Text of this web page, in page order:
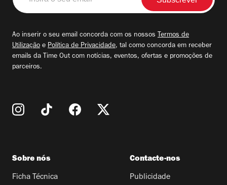
o
seu
Ao inserir o seu email concorda com os nossos Termos de
Utilização e Política de Privacidade, tal como concorda em receber
emails da Time Out com notícias, eventos, ofertas e promoções de
parceiros.
Sobre nós
Ficha Técnica
Contacte-nos
Publicidade